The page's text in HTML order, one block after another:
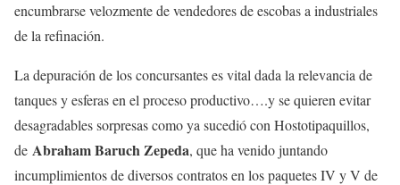
encumbrarse velozmente de vendedores de escobas a industriales
de la refinación.
La depuración de los concursantes es vital dada la relevancia de
tanques y esferas en el proceso productivo….y se quieren evitar
desagradables sorpresas como ya sucedió con Hostotipaquillos,
de Abraham Baruch Zepeda, que ha venido juntando
incumplimientos de diversos contratos en los paquetes IV y V de